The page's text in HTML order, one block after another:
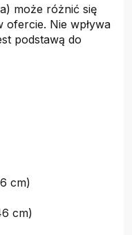
może różnić się
Nie wpływa
podstawą do
cm)
cm)